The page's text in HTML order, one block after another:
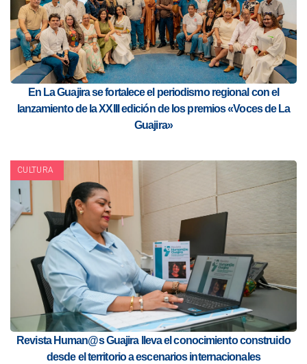
En La Guajira se fortalece el periodismo regional con el
lanzamiento de la XXIII edición de los premios «Voces de La
Guajira»
CULTURA
Revista Human@s Guajira lleva el conocimiento construido
desde el territorio a escenarios internacionales